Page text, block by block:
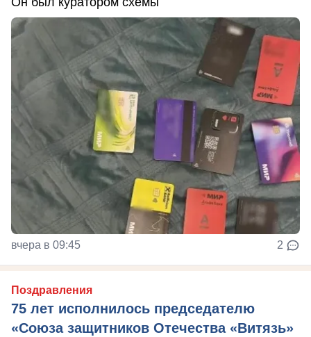
вчера в 09:45 2
Поздравления
75 лет исполнилось председателю
«Союза защитников Отечества «Витязь»